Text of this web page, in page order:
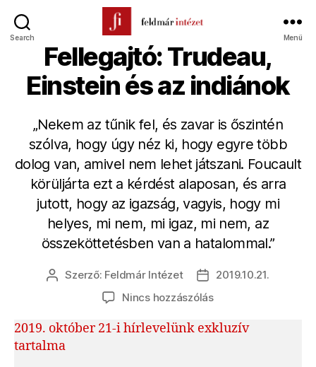
Search
Intézet
Menü
Fellegajtó: Trudeau,
Einstein és az indiánok
„Nekem az tűnik fel, és zavar is őszintén
szólva, hogy úgy néz ki, hogy egyre több
dolog van, amivel nem lehet játszani. Foucault
körüljárta ezt a kérdést alaposan, és arra
jutott, hogy az igazság, vagyis, hogy mi
helyes, mi nem, mi igaz, mi nem, az
összeköttetésben van a hatalommal.”
Bejegyzés
Szerző: Feldmár Intézet
Bejegyzés
dátuma
2019.10.21.
Nincs hozzászólása(z)
Trudeau,
2019. október 21-i hírlevelünk exkluzív
tartalma